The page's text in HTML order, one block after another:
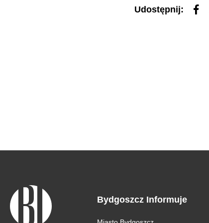
Udostępnij:
Bydgoszcz Informuje